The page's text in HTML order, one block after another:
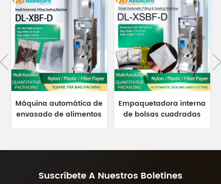
Máquina automática de
envasado de alimentos
Empaquetadora interna
de bolsas cuadradas
Suscríbete A Nuestros Boletines